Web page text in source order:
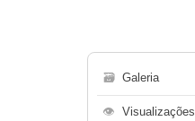
🗃 Galeria
👁 Visualizações